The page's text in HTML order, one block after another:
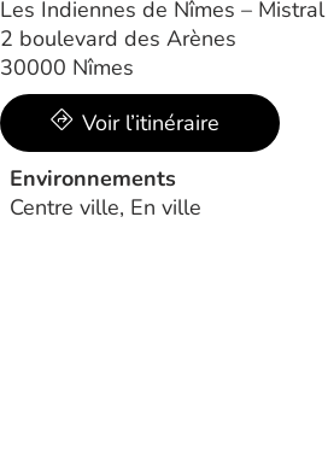
Les Indiennes de Nîmes – Mistral
2 boulevard des Arènes
30000 Nîmes
Voir l’itinéraire
Environnements
Centre ville, En ville